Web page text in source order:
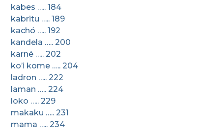
kabes ….. 184
kabritu ….. 189
kachó ….. 192
kandela ….. 200
karné ….. 202
ko’i kome ….. 204
ladron ….. 222
laman ….. 224
loko ….. 229
makaku ….. 231
mama ….. 234